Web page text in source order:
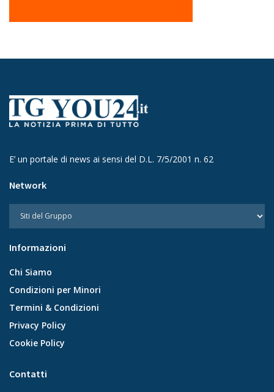
E’ un portale di news ai sensi del D.L. 7/5/2001 n. 62
Network
Informazioni
Chi Siamo
Condizioni per Minori
Termini & Condizioni
Privacy Policy
Cookie Policy
Contatti